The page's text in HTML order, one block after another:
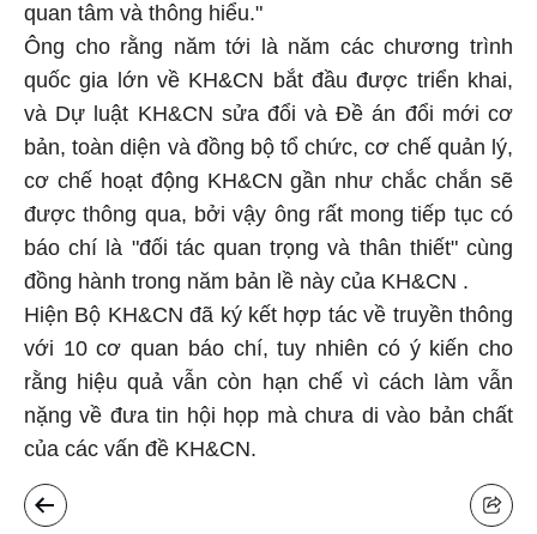
quan tâm và thông hiểu."
Ông cho rằng năm tới là năm các chương trình
quốc gia lớn về KH&CN bắt đầu được triển khai,
và Dự luật KH&CN sửa đổi và Đề án đổi mới cơ
bản, toàn diện và đồng bộ tổ chức, cơ chế quản lý,
cơ chế hoạt động KH&CN gần như chắc chắn sẽ
được thông qua, bởi vậy ông rất mong tiếp tục có
báo chí là "đối tác quan trọng và thân thiết" cùng
đồng hành trong năm bản lề này của KH&CN .
Hiện Bộ KH&CN đã ký kết hợp tác về truyền thông
với 10 cơ quan báo chí, tuy nhiên có ý kiến cho
rằng hiệu quả vẫn còn hạn chế vì cách làm vẫn
nặng về đưa tin hội họp mà chưa di vào bản chất
của các vấn đề KH&CN.